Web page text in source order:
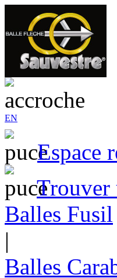
EN
Espace
Trouver
Balles Fusil
|
Balles